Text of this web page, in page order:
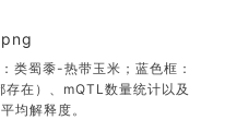
类蜀黍-热带玉米；蓝色框：
在）、mQTL数量统计以及
均解释度。